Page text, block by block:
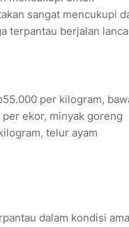
sangat mencukupi
terpantau berjalan
per kilogram,
ekor, minyak goreng
telur ayam
dalam kondisi